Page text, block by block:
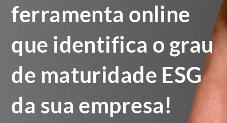
ferramenta online
que identifica o grau
de maturidade ESG
da sua empresa!